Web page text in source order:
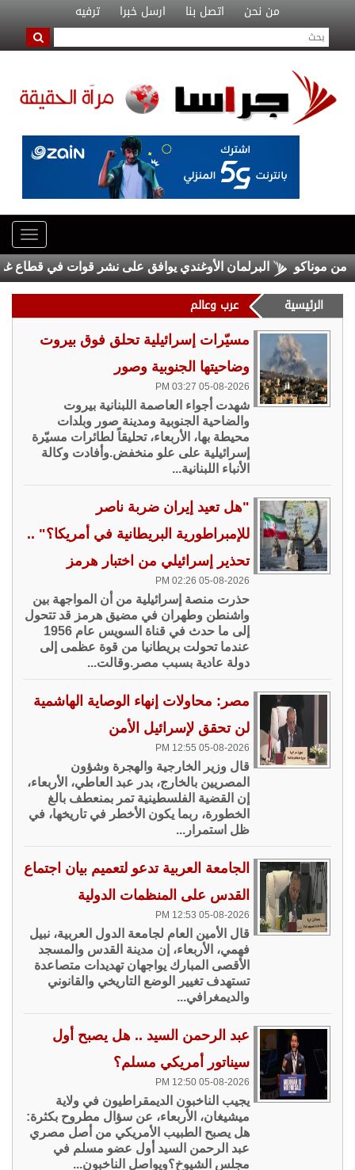
من نحن اتصل بنا ارسل خبرا ترفيه
البرلمان الأوغندي يوافق على نشر قوات في قطاع غزة
الرئيسية عرب وعالم
مسيّرات إسرائيلية تحلق فوق بيروت
وضاحيتها الجنوبية وصور
05-08-2026 03:27 PM
شهدت أجواء العاصمة اللبنانية بيروت
والضاحية الجنوبية ومدينة صور وبلدات
محيطة بها، الأربعاء، تحليقاً لطائرات مسيّرة
إسرائيلية على علو منخفض.وأفادت وكالة
الأنباء اللبنانية...
"هل تعيد إيران ضربة ناصر
للإمبراطورية البريطانية في أمريكا؟" ..
تحذير إسرائيلي من اختبار هرمز
05-08-2026 02:26 PM
حذرت منصة إسرائيلية من أن المواجهة بين
واشنطن وطهران في مضيق هرمز قد تتحول
إلى ما حدث في قناة السويس عام 1956
عندما تحولت بريطانيا من قوة عظمى إلى
دولة عادية بسبب مصر.وقالت...
مصر: محاولات إنهاء الوصاية الهاشمية
لن تحقق لإسرائيل الأمن
05-08-2026 12:55 PM
قال وزير الخارجية والهجرة وشؤون
المصريين بالخارج، بدر عبد العاطي، الأربعاء،
إن القضية الفلسطينية تمر بمنعطف بالغ
الخطورة، ربما يكون الأخطر في تاريخها، في
ظل استمرار...
الجامعة العربية تدعو لتعميم بيان اجتماع
القدس على المنظمات الدولية
05-08-2026 12:53 PM
قال الأمين العام لجامعة الدول العربية، نبيل
فهمي، الأربعاء، إن مدينة القدس والمسجد
الأقصى المبارك يواجهان تهديدات متصاعدة
تستهدف تغيير الوضع التاريخي والقانوني
والديمغرافي...
عبد الرحمن السيد .. هل يصبح أول
سيناتور أمريكي مسلم؟
05-08-2026 12:50 PM
يجيب الناخبون الديمقراطيون في ولاية
ميشيغان، الأربعاء، عن سؤال مطروح بكثرة:
هل يصبح الطبيب الأمريكي من أصل مصري
عبد الرحمن السيد أول عضو مسلم في
مجلس الشيوخ؟ويواصل الناخبون...